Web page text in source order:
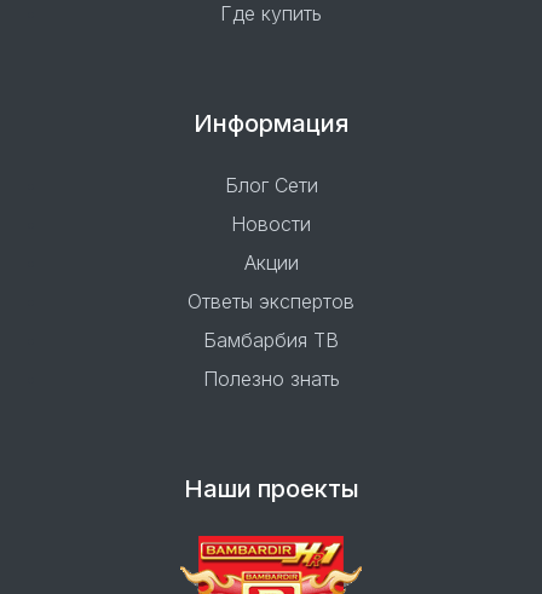
Где купить
Информация
Блог Сети
Новости
Акции
Ответы экспертов
Бамбарбия ТВ
Полезно знать
Наши проекты